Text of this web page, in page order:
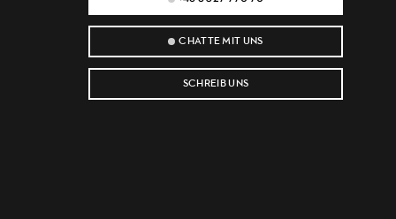
CHATTE MIT UNS
SCHREIB UNS